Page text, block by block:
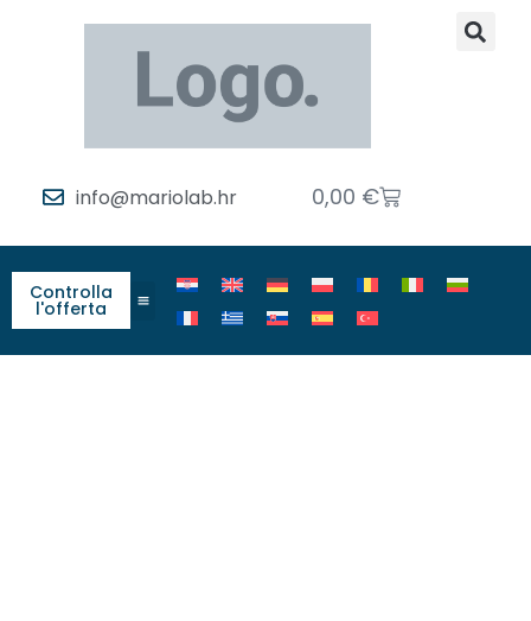
info@mariolab.hr 0,00 €
Controlla
l'offerta